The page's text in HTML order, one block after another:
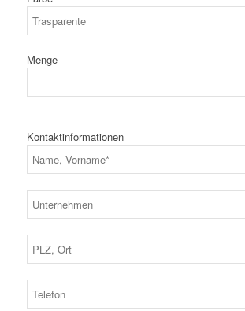
Menge
Kontaktinformationen